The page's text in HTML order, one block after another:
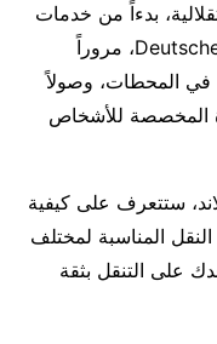
بدءاً من خدمات
المساعدة المجانية في قطارات Deutsche Bahn، مروراً
في المحطات، وصولاً
المخصصة للأشخاص
ستتعرف على كيفية
المناسبة لمختلف
على التنقل بثقة